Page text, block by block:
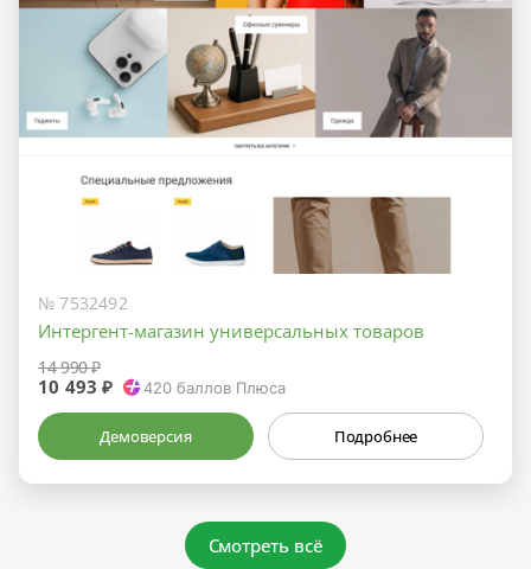
№ 7532492
Интергент-магазин универсальных товаров
14 990 ₽
10 493 ₽ 420баллов Плюса
Демоверсия Подробнее
Смотреть всё